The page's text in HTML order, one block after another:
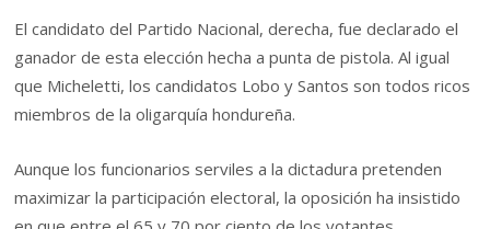
El candidato del Partido Nacional, derecha, fue declarado el
ganador de esta elección hecha a punta de pistola. Al igual
que Micheletti, los candidatos Lobo y Santos son todos ricos
miembros de la oligarquía hondureña.
Aunque los funcionarios serviles a la dictadura pretenden
maximizar la participación electoral, la oposición ha insistido